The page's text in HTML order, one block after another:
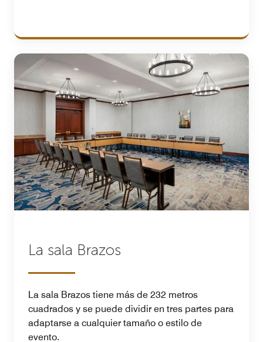
La sala Brazos
La sala Brazos tiene más de 232 metros
cuadrados y se puede dividir en tres partes para
adaptarse a cualquier tamaño o estilo de
evento.